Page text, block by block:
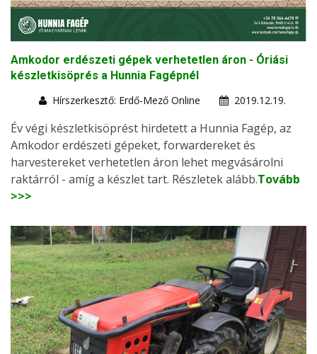
Amkodor erdészeti gépek verhetetlen áron - Óriási
készletkisöprés a Hunnia Fagépnél
Hírszerkesztő: Erdő-Mező Online
2019.12.19.
Év végi készletkisöprést hirdetett a Hunnia Fagép, az
Amkodor erdészeti gépeket, forwardereket és
harvestereket verhetetlen áron lehet megvásárolni
raktárról - amíg a készlet tart. Részletek alább.Tovább
>>>